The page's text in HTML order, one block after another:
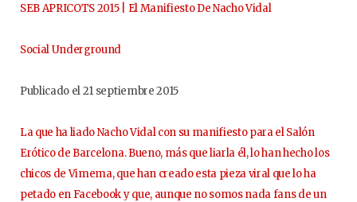
SEB APRICOTS 2015 | El Manifiesto De Nacho Vidal
Social Underground
Publicado el 21 septiembre 2015
La que ha liado Nacho Vidal con su manifiesto para el Salón
Erótico de Barcelona. Bueno, más que liarla él, lo han hecho los
chicos de Vimema, que han creado esta pieza viral que lo ha
petado en Facebook y que, aunque no somos nada fans de un